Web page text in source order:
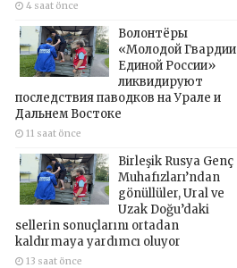
4 saat önce
Волонтёры
«Молодой Гвардии
Единой России»
ликвидируют
последствия паводков на Урале и
Дальнем Востоке
11 saat önce
Birleşik Rusya Genç
Muhafızları’ndan
gönüllüler, Ural ve
Uzak Doğu’daki
sellerin sonuçlarını ortadan
kaldırmaya yardımcı oluyor
13 saat önce